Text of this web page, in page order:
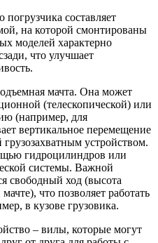
составляет
на которой смонтированы
моделей характерно
что улучшает
мачта. Она может
(телескопической) или
(например, для
вертикальное перемещение
устройством.
гидроцилиндров или
системы. Важной
свободный ход (высота
что позволяет работать
в кузове грузовика.
– вилы, которые могут